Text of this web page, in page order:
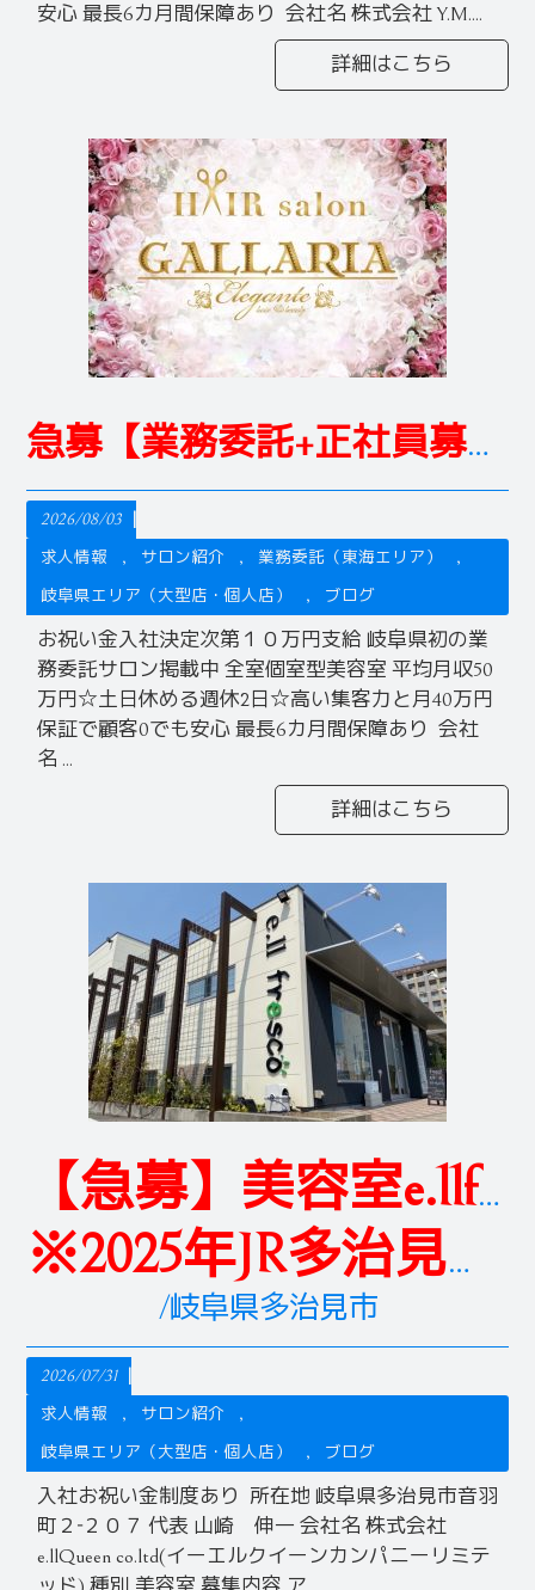
安心 最長6カ月間保障あり 会社名 株式会社 Y.M....
詳細はこちら
急募【業務委託+正社員募集】
2026/08/03
求人情報
サロン紹介
業務委託（東海エリア）
岐阜県エリア（大型店・個人店）
ブログ
お祝い金入社決定次第１０万円支給 岐阜県初の業
務委託サロン掲載中 全室個室型美容室 平均月収50
万円☆土日休める週休2日☆高い集客力と月40万円
保証で顧客0でも安心 最長6カ月間保障あり 会社
名 ...
詳細はこちら
【急募】美容室e.llfresco
※2025年JR多治見駅南口新店オープン
/岐阜県多治見市
2026/07/31
求人情報
サロン紹介
岐阜県エリア（大型店・個人店）
ブログ
入社お祝い金制度あり 所在地 岐阜県多治見市音羽
町２‐２０７ 代表 山崎 伸一 会社名 株式会社
e.llQueen co.ltd(イーエルクイーンカンパニーリミテ